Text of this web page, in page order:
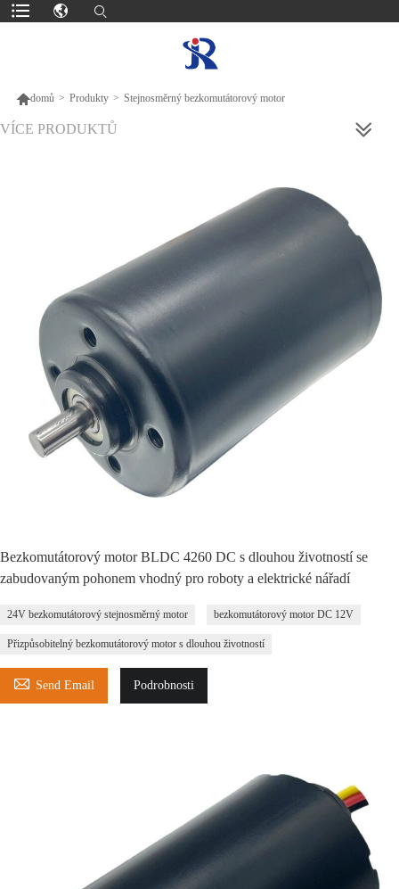
domů > Produkty > Stejnosměrný bezkomutátorový motor
VÍCE PRODUKTŮ
Bezkomutátorový motor BLDC 4260 DC s dlouhou životností se
zabudovaným pohonem vhodný pro roboty a elektrické nářadí
24V bezkomutátorový stejnosměrný motor bezkomutátorový motor DC 12V
Přizpůsobitelný bezkomutátorový motor s dlouhou životností
 Send Email Podrobnosti